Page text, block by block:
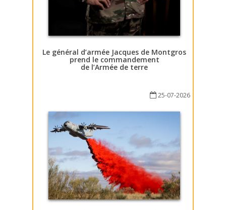
Le général d’armée Jacques de Montgros
prend le commandement
de l’Armée de terre
25-07-2026